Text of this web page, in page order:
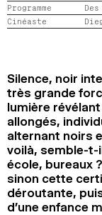
2024
Programme
Cinéaste
Silence, noir
très grande
lumière
allongés,
alternant noirs
voilà, semble-t-
école, bureaux
sinon cette
déroutante,
d’une enfance